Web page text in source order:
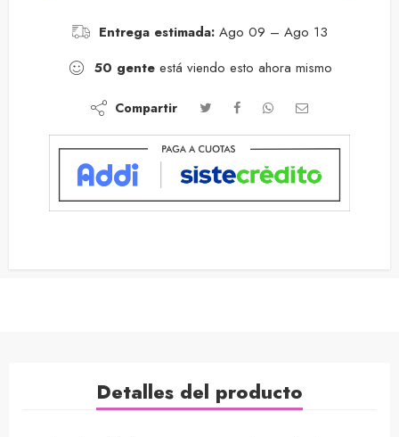
Entrega estimada:Ago 09 – Ago 13
50 genteestá viendo esto ahora mismo
Compartir
Detalles del producto